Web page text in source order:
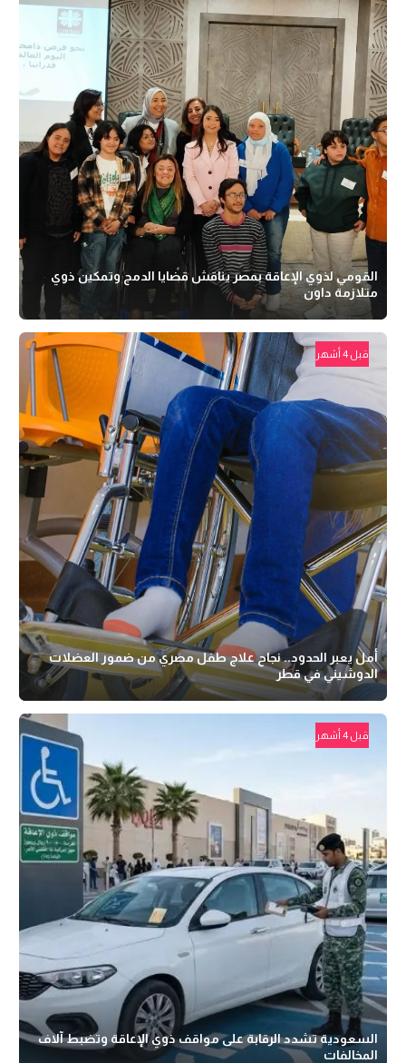
القومي لذوي الإعاقة بمصر يناقش قضايا الدمج وتمكين ذوي
متلازمة داون
قبل 4 أشهر
أمل يعبر الحدود.. نجاح علاج طفل مصري من ضمور العضلات
الدوشيني في قطر
قبل 4 أشهر
السعودية تشدد الرقابة على مواقف ذوي الإعاقة وتضبط آلاف
المخالفات